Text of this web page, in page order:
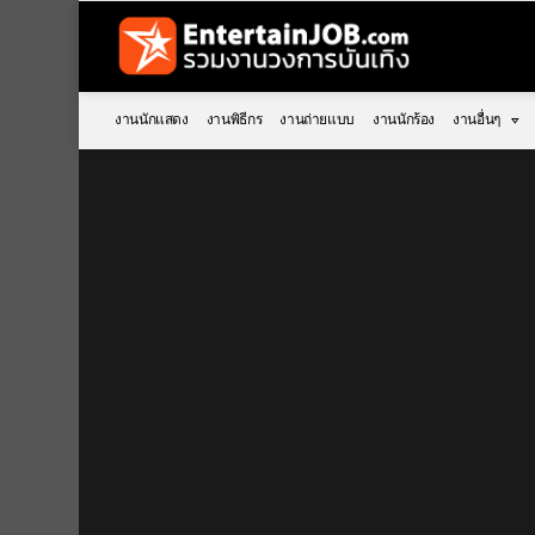
งานนักแสดง งานพิธีกร งานถ่ายแบบ งานนักร้อง งานอื่นๆ